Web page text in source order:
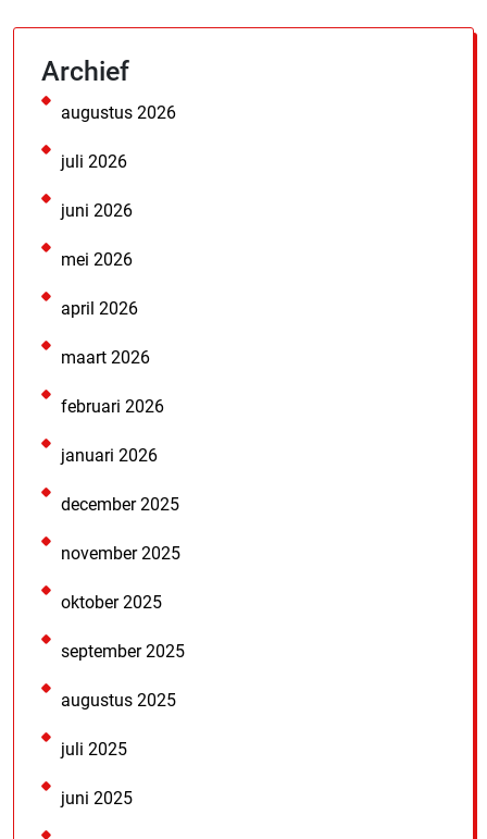
Archief
augustus 2026
juli 2026
juni 2026
mei 2026
april 2026
maart 2026
februari 2026
januari 2026
december 2025
november 2025
oktober 2025
september 2025
augustus 2025
juli 2025
juni 2025